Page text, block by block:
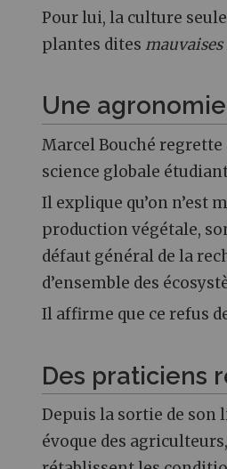
Pour lui, la culture
plantes dites mauvaises
Une
Marcel Bouché regrette
science globale
Il explique qu’on n’est
production végétale,
défaut général de la
d’ensemble des
Il affirme que ce refus
Des praticiens
Depuis la sortie de son
évoque des